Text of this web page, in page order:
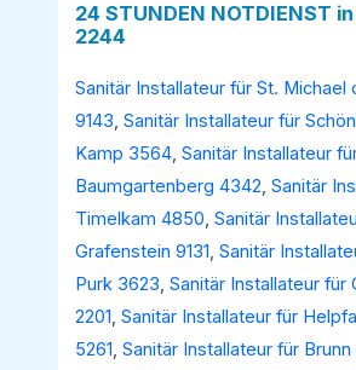
24 STUNDEN NOTDIENST
2244
Sanitär Installateur für St. Michael
9143,Sanitär Installateur für
Kamp 3564,Sanitär Installateur
Baumgartenberg 4342,Sanitär
Timelkam 4850,Sanitär
Grafenstein 9131,Sanitär
Purk 3623,Sanitär Installateur für
2201,Sanitär Installateur für
5261,Sanitär Installateur für